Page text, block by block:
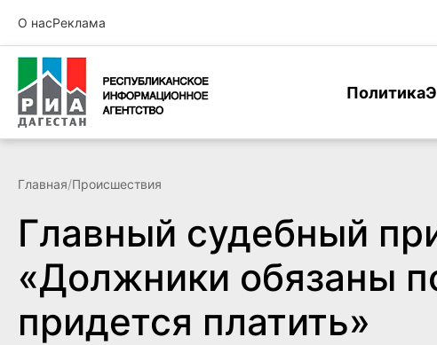
О насРеклама
Политика
Главная/Происшествия
Главный судебный
«Должники обязаны
придется платить»